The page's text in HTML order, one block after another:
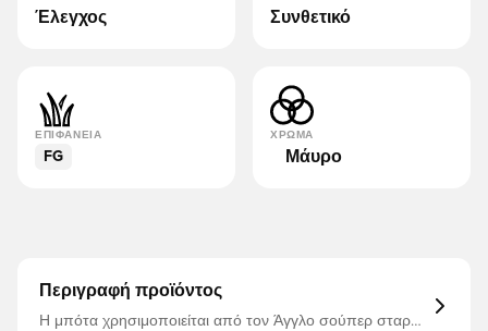
Έλεγχος Συνθετικό
ΕΠΙΦΆΝΕΙΑ
FG
ΧΡΏΜΑ
Μάυρο
Περιγραφή προϊόντος
Η μπότα χρησιμοποιείται από τον Άγγλο σούπερ σταρ